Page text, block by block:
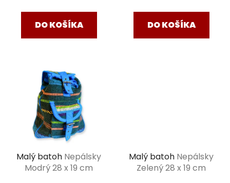
DO KOŠÍKA DO KOŠÍKA
Malý batoh Nepálsky
Modrý 28 x 19 cm
Malý batoh Nepálsky
Zelený 28 x 19 cm